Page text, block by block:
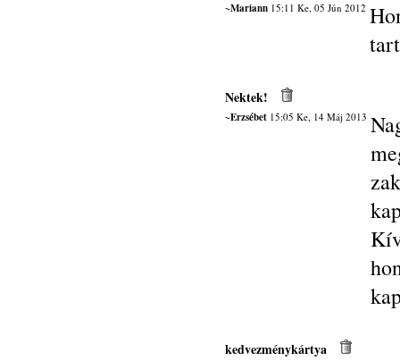
~Mariann15:11 Ke, 05 Jún 2012
Nektek!
~Erzsébet15:05 Ke, 14 Máj 2013
kedvezménykártya